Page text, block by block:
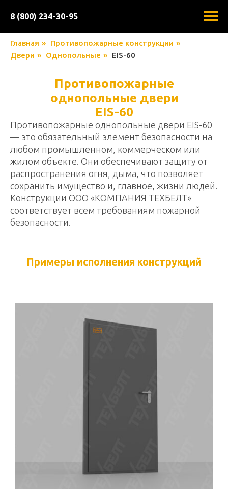
8 (800) 234-30-95
Главная » Противопожарные конструкции »
Двери » Однопольные » EIS-60
Противопожарные
однопольные двери
EIS-60
Противопожарные однопольные двери EIS-60
— это обязательный элемент безопасности на
любом промышленном, коммерческом или
жилом объекте. Они обеспечивают защиту от
распространения огня, дыма, что позволяет
сохранить имущество и, главное, жизни людей.
Конструкции ООО «КОМПАНИЯ ТЕХБЕЛТ»
соответствует всем требованиям пожарной
безопасности.
Примеры исполнения конструкций